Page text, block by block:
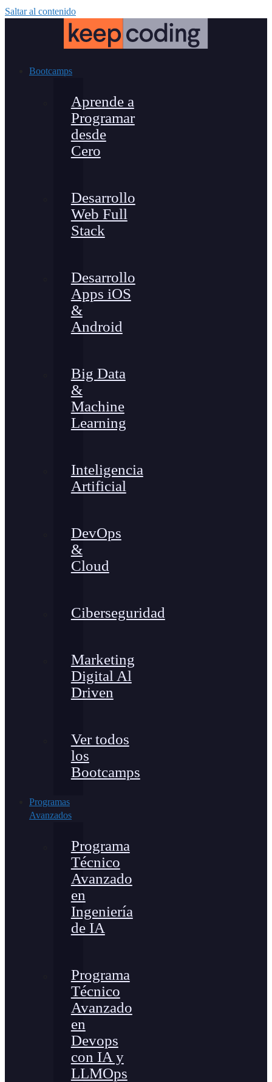
Saltar al contenido
Bootcamps
Aprende a
Programar
desde
Cero
Desarrollo
Web Full
Stack
Desarrollo
Apps iOS
&
Android
Big Data
&
Machine
Learning
Inteligencia
Artificial
DevOps
&
Cloud
Ciberseguridad
Marketing
Digital Al
Driven
Ver todos
los
Bootcamps
Programas
Avanzados
Programa
Técnico
Avanzado
en
Ingeniería
de IA
Programa
Técnico
Avanzado
en
Devops
con IA y
LLMOps